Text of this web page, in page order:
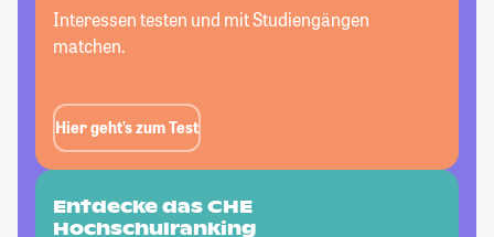
Interessen testen und mit Studiengängen
matchen.
Hier geht’s zum Test
Entdecke das CHE
Hochschulranking